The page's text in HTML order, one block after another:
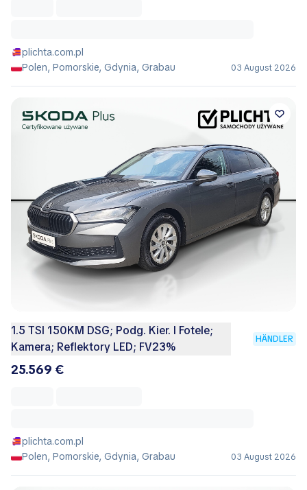
plichta.com.pl
Polen, Pomorskie, Gdynia, Grabau
03 August 2026
1.5 TSI 150KM DSG; Podg. Kier. I Fotele;
Kamera; Reflektory LED; FV23%
HÄNDLER
25.569 €
plichta.com.pl
Polen, Pomorskie, Gdynia, Grabau
03 August 2026